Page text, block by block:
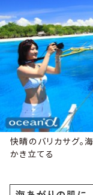
快晴のバリカサグ。
かき立てる